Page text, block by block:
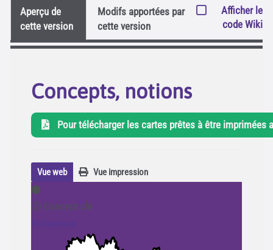
Aperçu de
cette version
Modifs apportées par
cette version
Afficher le
code Wiki
Concepts, notions
Pour télécharger les cartes prêtes à être imprimées
Vue web Vue impression
⚫️
⓪ Concept clé